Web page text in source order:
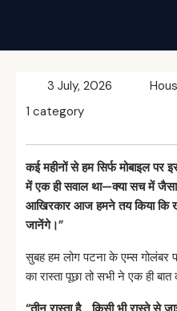
3 July, 2026
1 category
कईमहीनोंसेहमसिर्फमोबाइलपर
मेंएकहीसवालथा—क्यासचमें
आखिरकारआजहमनेतयकियाकि
जानेंगे।”
सुबह हम लोग पटना के एम्स गोलंबर
का रास्ता पूछा तो सभी ने एक ही